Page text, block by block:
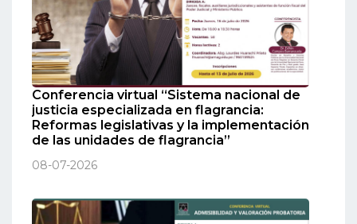
Conferencia virtual “Sistema nacional de
justicia especializada en flagrancia:
Reformas legislativas y la implementación
de las unidades de flagrancia”
08-07-2026